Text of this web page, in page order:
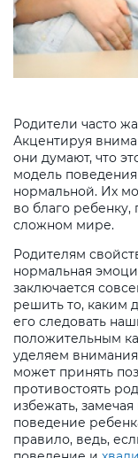
Родители часто
Акцентируя
они думают, что
модель
нормальной. Их
во благо ребенку,
сложном мире.
Родителям
нормальная
заключается
решить то, каким
его следовать
положительным
уделяем
может принять
противостоять
избежать,
поведение
правило, ведь,